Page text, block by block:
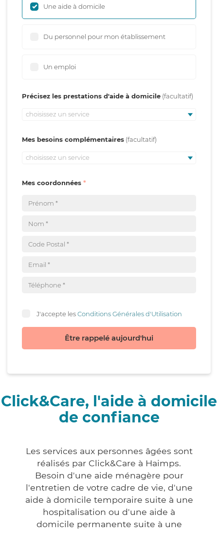
Une aide à domicile
Du personnel pour mon établissement
Un emploi
Précisez les prestations d'aide à domicile
choisissez un service
Mes besoins complémentaires
choisissez un service
Mes coordonnées
J'accepte lesConditions Générales d'Utilisation
Être rappelé aujourd'hui
Click&Care, l'aide à domicile
de confiance
Les services aux personnes âgées sont
réalisés par Click&Care à Haimps.
Besoin d'une aide ménagère pour
l'entretien de votre cadre de vie, d'une
aide à domicile temporaire suite à une
hospitalisation ou d'une aide à
domicile permanente suite à une